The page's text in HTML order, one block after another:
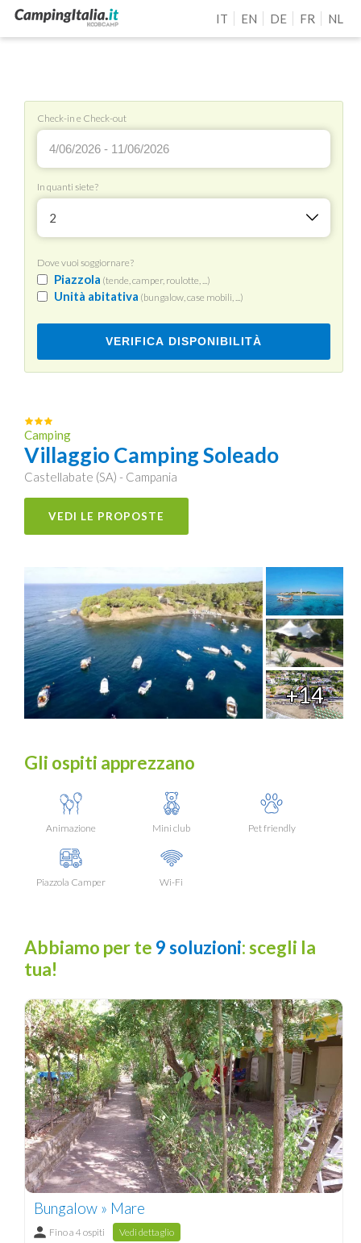
IT EN DE FR NL
Check-in e Check-out
In quanti siete?
2
Dove vuoi soggiornare?
Piazzola (tende, camper, roulotte, ...)
Unità abitativa (bungalow, case mobili, ...)
VERIFICA DISPONIBILITÀ
Camping
Villaggio Camping Soleado
Castellabate (SA) - Campania
VEDI LE PROPOSTE
+14
Gli ospiti apprezzano
Animazione Mini club Pet friendly
Piazzola Camper Wi-Fi
Abbiamo per te 9 soluzioni: scegli la
tua!
Bungalow » Mare
Fino a 4 ospiti Vedi dettaglio